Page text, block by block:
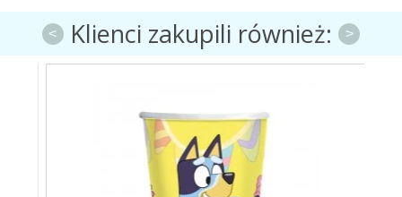
Klienci zakupili również:
< >